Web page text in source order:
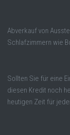
Abverkauf von
Schlafzimmern wie
Sollten Sie für eine
diesen Kredit noch
heutigen Zeit für